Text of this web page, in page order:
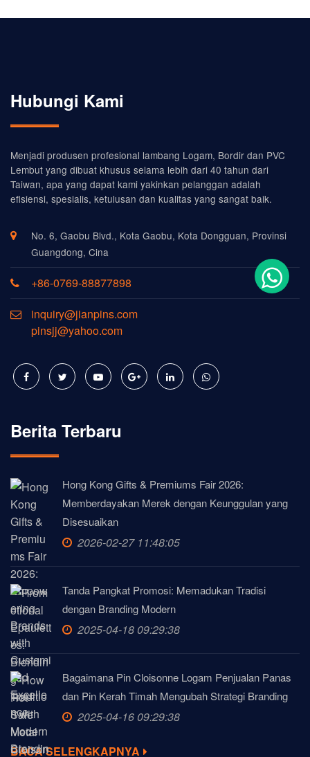
Hubungi Kami
Menjadi produsen profesional lambang Logam, Bordir dan PVC
Lembut yang dibuat khusus selama lebih dari 40 tahun dari
Taiwan, apa yang dapat kami yakinkan pelanggan adalah
efisiensi, spesialis, ketulusan dan kualitas yang sangat baik.
No. 6, Gaobu Blvd., Kota Gaobu, Kota Dongguan, Provinsi
Guangdong, Cina
+86-0769-88877898
inquiry@jianpins.com
pinsjj@yahoo.com
Berita Terbaru
Hong Kong Gifts & Premiums Fair 2026:
Memberdayakan Merek dengan Keunggulan yang
Disesuaikan
2026-02-27 11:48:05
Tanda Pangkat Promosi: Memadukan Tradisi
dengan Branding Modern
2025-04-18 09:29:38
Bagaimana Pin Cloisonne Logam Penjualan Panas
dan Pin Kerah Timah Mengubah Strategi Branding
2025-04-16 09:29:38
BACA SELENGKAPNYA